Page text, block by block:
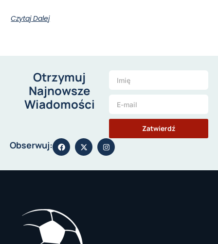
Czytaj Dalej
Otrzymuj
Najnowsze
Wiadomości
Zatwierdź
Obserwuj: